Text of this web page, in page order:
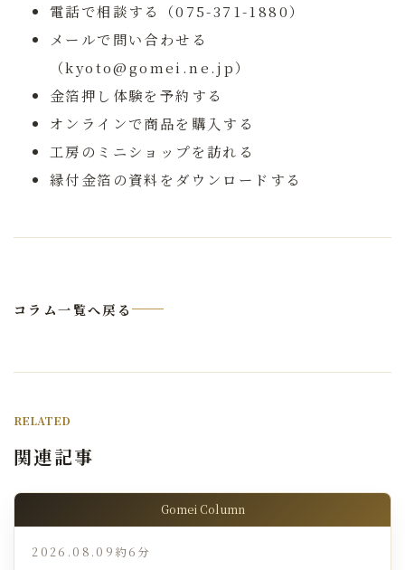
電話で相談する（075-371-1880）
メールで問い合わせる
（kyoto@gomei.ne.jp）
金箔押し体験を予約する
オンラインで商品を購入する
工房のミニショップを訪れる
縁付金箔の資料をダウンロードする
コラム一覧へ戻る
RELATED
関連記事
Gomei Column
2026.08.09 約6分